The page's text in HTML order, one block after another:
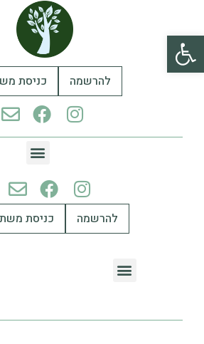
פתח סרגל נגישות
להרשמה כניסת
להרשמה כניסת